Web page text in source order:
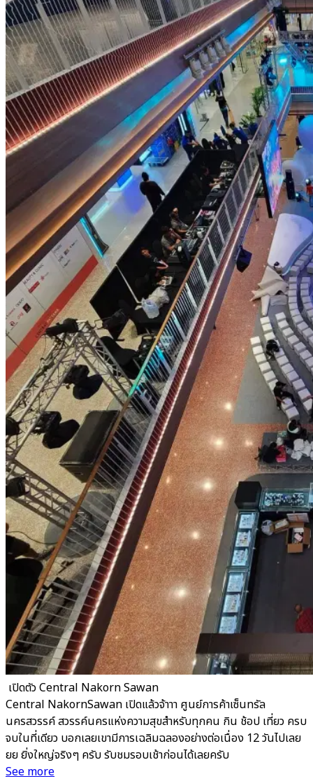
​ เปิดตัว Central Nakorn Sawan
Central NakornSawan เปิดแล้วจ้าาา ศูนย์การค้าเซ็นทรัล
นครสวรรค์ สวรรค์นครแห่งความสุขสำหรับทุกคน กิน ช้อป เที่ยว ครบ
จบในที่เดียว บอกเลยเขามีการเฉลิมฉลองอย่างต่อเนื่อง 12 วันไปเลย
ยย ยิ่งใหญ่จริงๆ ครับ รับชมรอบเช้าก่อนได้เลยครับ
See more